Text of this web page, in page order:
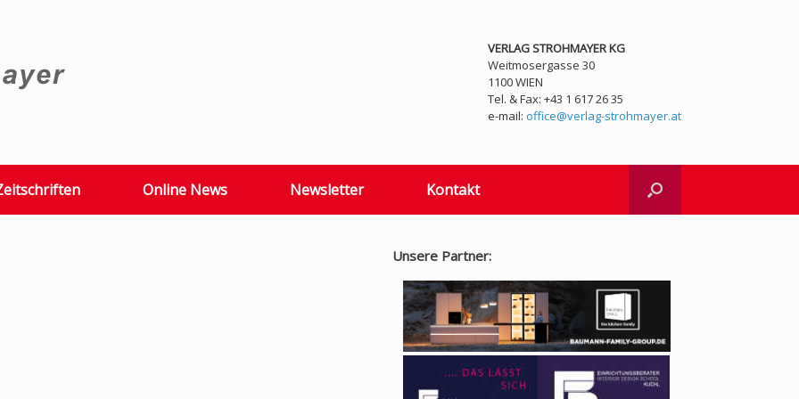
VERLAG STROHMAYER KG
Weitmosergasse 30
1100 WIEN
Tel. & Fax: +43 1 617 26 35
e-mail: office@verlag-strohmayer.at
Online News Newsletter Kontakt
Unsere Partner: